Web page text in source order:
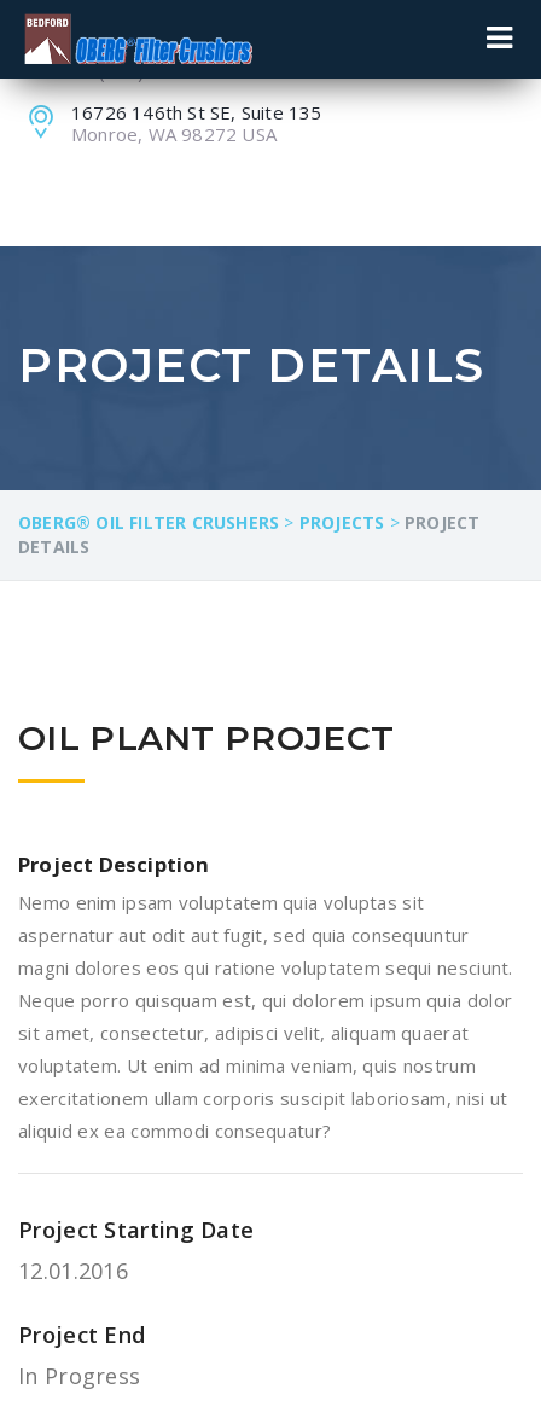
+1 (800) 848-8228
+1 (360) 805-9099
16726 146th St SE, Suite 135
Monroe, WA 98272 USA
PROJECT DETAILS
OBERG® OIL FILTER CRUSHERS > PROJECTS > PROJECT
DETAILS
OIL PLANT PROJECT
Project Desciption
Nemo enim ipsam voluptatem quia voluptas sit
aspernatur aut odit aut fugit, sed quia consequuntur
magni dolores eos qui ratione voluptatem sequi nesciunt.
Neque porro quisquam est, qui dolorem ipsum quia dolor
sit amet, consectetur, adipisci velit, aliquam quaerat
voluptatem. Ut enim ad minima veniam, quis nostrum
exercitationem ullam corporis suscipit laboriosam, nisi ut
aliquid ex ea commodi consequatur?
Project Starting Date
12.01.2016
Project End
In Progress